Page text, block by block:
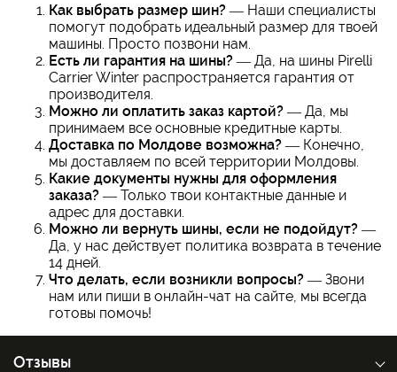
Как выбрать размер шин? — Наши специалисты
помогут подобрать идеальный размер для твоей
машины. Просто позвони нам.
Есть ли гарантия на шины? — Да, на шины Pirelli
Carrier Winter распространяется гарантия от
производителя.
Можно ли оплатить заказ картой? — Да, мы
принимаем все основные кредитные карты.
Доставка по Молдове возможна? — Конечно,
мы доставляем по всей территории Молдовы.
Какие документы нужны для оформления
заказа? — Только твои контактные данные и
адрес для доставки.
Можно ли вернуть шины, если не подойдут? —
Да, у нас действует политика возврата в течение
14 дней.
Что делать, если возникли вопросы? — Звони
нам или пиши в онлайн-чат на сайте, мы всегда
готовы помочь!
Отзывы